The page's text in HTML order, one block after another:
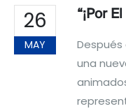
26
MAY
“¡Por
una